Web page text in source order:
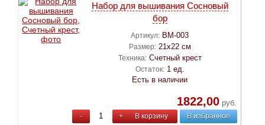
Набор для вышивания Сосновый
бор
Артикул: ВМ-003
Размер: 21х22 см
Техника: Счетный крест
Остаток: 1 ед.
Есть в наличии
1822,00руб.
- + В корзину В избранное